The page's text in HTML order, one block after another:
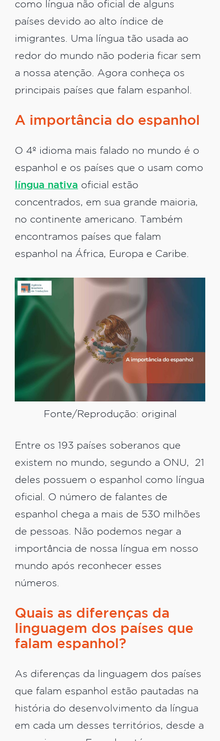
como língua não oficial de alguns
países devido ao alto índice de
imigrantes. Uma língua tão usada ao
redor do mundo não poderia ficar sem
a nossa atenção. Agora conheça os
principais países que falam espanhol.
A importância do espanhol
O 4º idioma mais falado no mundo é o
espanhol e os países que o usam como
língua nativa oficial estão
concentrados, em sua grande maioria,
no continente americano. Também
encontramos países que falam
espanhol na África, Europa e Caribe.
Fonte/Reprodução: original
Entre os 193 países soberanos que
existem no mundo, segundo a ONU, 21
deles possuem o espanhol como língua
oficial. O número de falantes de
espanhol chega a mais de 530 milhões
de pessoas. Não podemos negar a
importância de nossa língua em nosso
mundo após reconhecer esses
números.
Quais as diferenças da
linguagem dos países que
falam espanhol?
As diferenças da linguagem dos países
que falam espanhol estão pautadas na
história do desenvolvimento da língua
em cada um desses territórios, desde a